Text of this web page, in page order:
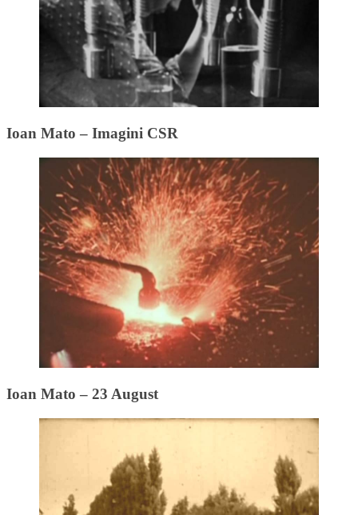
Ioan Mato – Imagini CSR
Ioan Mato – 23 August